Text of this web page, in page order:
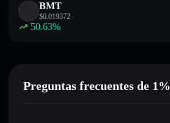
BMT
$0.019372
50.63%
Preguntas frecuentes de 1%